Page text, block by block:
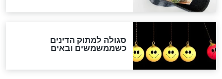
שורדת השואה שחוגגת 100:
"מודה לקב"ה על כל השנים"
לכל המאמרים